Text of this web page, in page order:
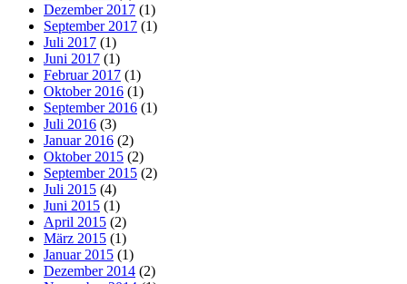
Dezember 2017 (1)
September 2017 (1)
Juli 2017 (1)
Juni 2017 (1)
Februar 2017 (1)
Oktober 2016 (1)
September 2016 (1)
Juli 2016 (3)
Januar 2016 (2)
Oktober 2015 (2)
September 2015 (2)
Juli 2015 (4)
Juni 2015 (1)
April 2015 (2)
März 2015 (1)
Januar 2015 (1)
Dezember 2014 (2)